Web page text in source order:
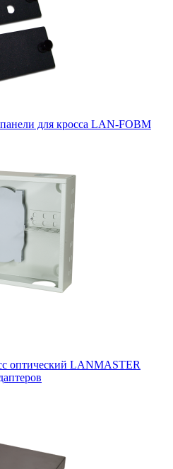
для кросса LAN-FOBМ
оптический LANMASTER